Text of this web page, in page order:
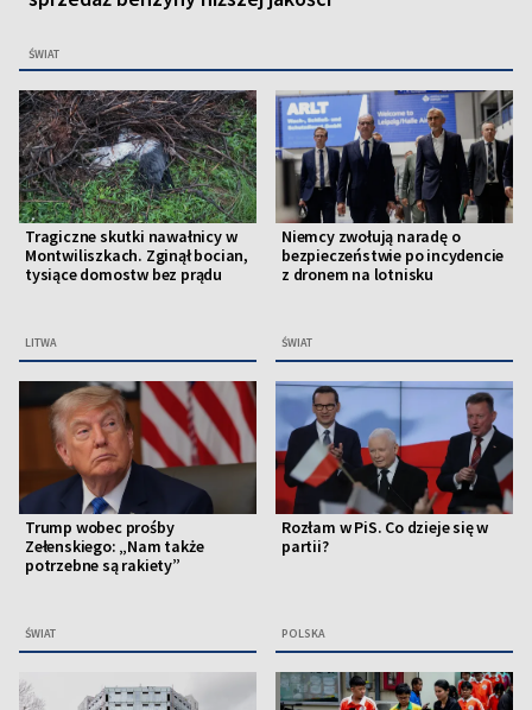
ŚWIAT
Tragiczne skutki nawałnicy w
Montwiliszkach. Zginął bocian,
tysiące domostw bez prądu
LITWA
Niemcy zwołują naradę o
bezpieczeństwie po incydencie
z dronem na lotnisku
ŚWIAT
Trump wobec prośby
Zełenskiego: „Nam także
potrzebne są rakiety”
ŚWIAT
Rozłam w PiS. Co dzieje się w
partii?
POLSKA